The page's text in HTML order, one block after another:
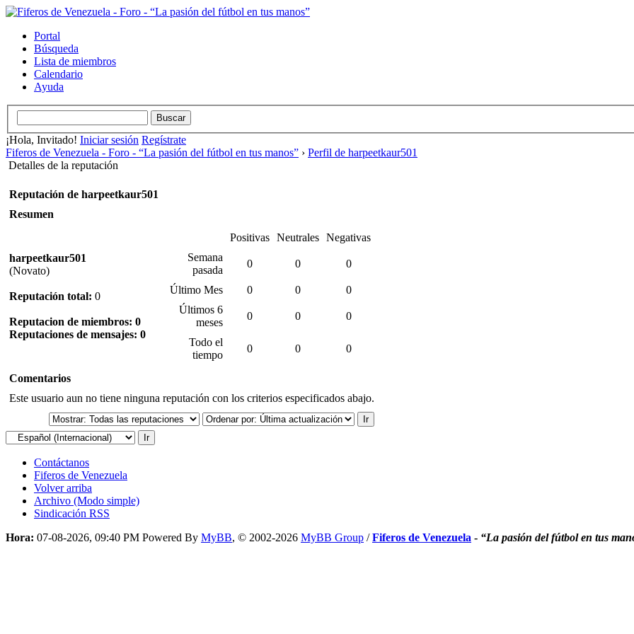
Portal
Búsqueda
Lista de miembros
Calendario
Ayuda
¡Hola, Invitado! Iniciar sesión Regístrate
Fiferos de Venezuela - Foro - “La pasión del fútbol en tus manos” › Perfil de harpeetkaur501
Detalles de la reputación
Reputación de harpeetkaur501
Resumen
harpeetkaur501
(Novato)
Reputación total: 0
Reputacion de miembros: 0
Reputaciones de mensajes: 0
Positivas Neutrales Negativas
Semana
pasada
0 0 0
Último Mes 0 0
0
Últimos 6
meses
0 0 0
Todo el
tiempo
0 0 0
Comentarios
Este usuario aun no tiene ninguna reputación con los criterios especificados abajo.
Contáctanos
Fiferos de Venezuela
Volver arriba
Archivo (Modo simple)
Sindicación RSS
Hora: 07-08-2026, 09:40 PM Powered By MyBB, © 2002-2026 MyBB Group /Fiferos de Venezuela - “La pasión del fútbol en tus